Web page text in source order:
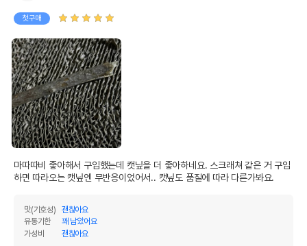
유통기한
첫구매
마따따비 좋아해서 구입했는데 캣닢을 더 좋아하네요. 스크래쳐 같은 거 구입
하면 따라오는 캣닢엔 무반응이었어서.. 캣닢도 품질에 따라 다른가봐요.
맛(기호성)
괜찮아요
유통기한
꽤 남았어요
가성비
괜찮아요